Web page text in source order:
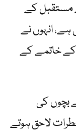
مستقبل کے
انہوں نے
کے خاتمے کے
بچوں کی
لاحق ہوتے